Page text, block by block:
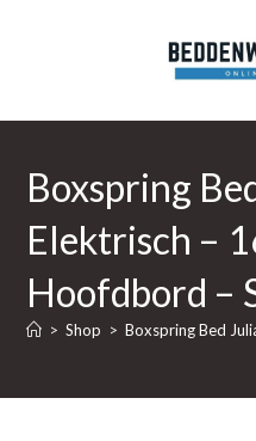
Boxspring
Elektrisch –
Hoofdbord –
> Shop > Boxspring Bed